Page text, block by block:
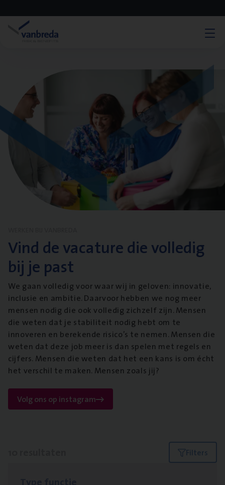
Vind de vacature die volledig
bij je past
We gaan volledig voor waar wij in geloven: innovatie,
inclusie en ambitie. Daarvoor hebben we nog meer
mensen nodig die ook volledig zichzelf zijn. Mensen
die weten dat je stabiliteit nodig hebt om te
innoveren en berekende risico’s te nemen. Mensen die
weten dat deze job meer is dan spelen met regels en
cijfers. Mensen die weten dat het een kans is om écht
het verschil te maken. Mensen zoals jij?
Volg ons op instagram
Filters